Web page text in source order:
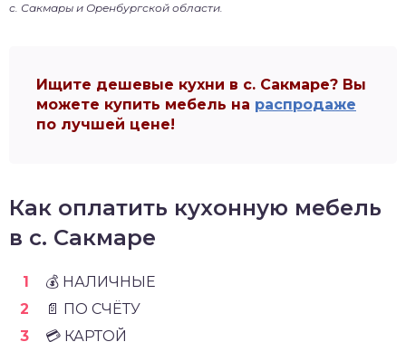
с. Сакмары и Оренбургской области.
Ищите дешевые кухни в с. Сакмаре? Вы
можете купить мебель на распродаже
по лучшей цене!
Как оплатить кухонную мебель
в с. Сакмаре
💰 НАЛИЧНЫЕ
📄 ПО СЧЁТУ
💳 КАРТОЙ